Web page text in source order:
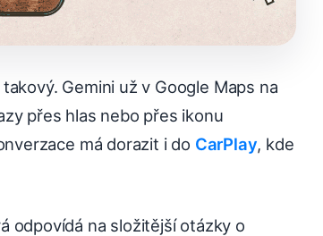
Gemini už v Google Maps na
přes hlas nebo přes ikonu
má dorazit i do CarPlay, kde
odpovídá na složitější otázky o